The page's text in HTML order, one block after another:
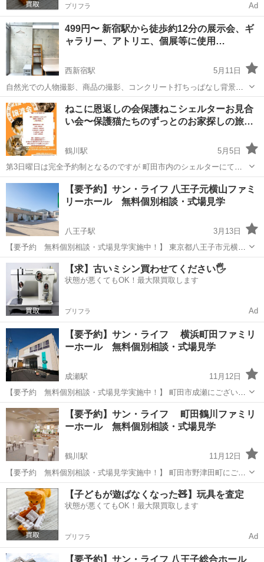
プリフラ Ad
499円〜 新宿駅から徒歩約12分の展示会、ギ
ャラリー、アトリエ、個展等に使用…
西新宿駅
5月11日
自然光での人物撮影、商品の撮影、コンクリート打ちっぱなし背景、
写真撮影・youtube動画撮影・配信、雑誌、映像、宣材撮影等、物撮
り、幅広い撮影が可能です。 また、ギャラリー、個展、物販、POP
UP、ワークショップ等にも...
東京 新宿区 西新宿駅 展示会 個展
ねこに恩返しの会保護ねこシェルターお見合
い会〜保護猫たちのずっとのお家探しの旅…
鶴川駅
5月5日
第3日曜日は完全予約制となるのですが 町田市内のシェルターにてお
見合い会をしたいなと 思います。 今回は仔猫の季節到来ということで
臨時開催させていただきます。 ⭐️完全予約制⭐️ お時間 ９時〜13時く
らい ①9時〜...
東京 町田市 鶴川駅 展示会 ねこ
【要予約】サン・ライフ 八王子元横山ファミ
リーホール 無料個別相談・式場見学
八王子駅
3月13日
【要予約 無料個別相談・式場見学実施中！】 東京都八王子市元横山
町にございますサン・ライフ 八王子元横山ファミリーホールでは、予
約制の無料個別相談・式場見学を承っております。 施設を熟知したス
タッフが、葬儀に関するご相談...
東京 八王子市 八王子駅 展示会 ファミリー
【求】古いミシン買わせてください🖐️
状態が悪くてもOK！最大限買取します
プリフラ Ad
【要予約】サン・ライフ 横浜町田ファミリ
ーホール 無料個別相談・式場見学
成瀬駅
11月12日
【要予約 無料個別相談・式場見学実施中！】 町田市成瀬にございま
すサン・ライフ 横浜町田ファミリーホールにて予約制の無料個別相
談、式場見学を実施しております。 施設をよく知るスタッフが個別の
事前相談、式場をご案内いたしま...
東京 町田市 成瀬駅 展示会 ファミリー
【要予約】サン・ライフ 町田鶴川ファミリ
ーホール 無料個別相談・式場見学
鶴川駅
11月12日
【要予約 無料個別相談・式場見学実施中！】 町田市野津田町にござ
いますサン・ライフ 町田鶴川ファミリーホールにて予約制の無料個別
相談、式場見学を実施しております。 施設をよく知るスタッフが個別
の事前相談、式場をご案内いた...
東京 町田市 鶴川駅 展示会 ファミリー
【子どもが遊ばなくなった🧸】玩具を査定
状態が悪くてもOK！最大限買取します
プリフラ Ad
【要予約】サン・ライフ 八王子総合ホール